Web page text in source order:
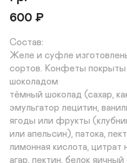
600 ₽
Состав:
Желе и суфле
сортов. Конфеты
шоколадом
тёмный шоколад (сахар,
эмульгатор лецитин,
ягоды или фрукты
или апельсин), патока,
лимонная кислота, цитрат
агар, пектин, белок